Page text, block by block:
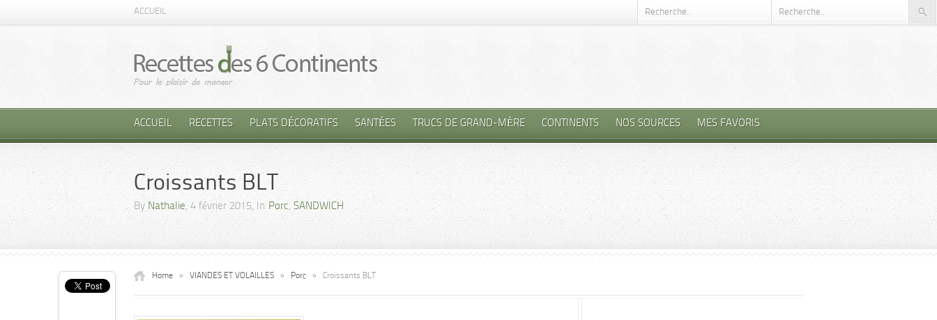
ACCUEIL
ACCUEIL RECETTES PLATS DÉCORATIFS SANTÉES TRUCS DE GRAND-MÈRE CONTINENTS NOS SOURCES MES FAVORIS
Croissants BLT
By Nathalie, 4 février 2015, In Porc,SANDWICH
Home » VIANDES ET VOLAILLES » Porc » Croissants BLT